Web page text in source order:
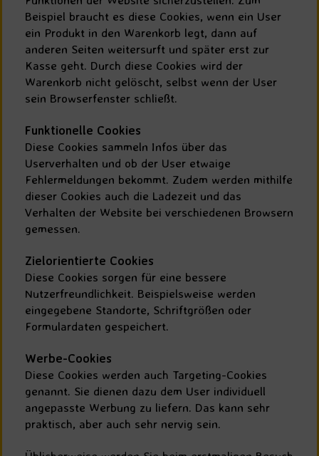
Beispiel braucht es diese Cookies, wenn ein User
ein Produkt in den Warenkorb legt, dann auf
anderen Seiten weitersurft und später erst zur
Kasse geht. Durch diese Cookies wird der
Warenkorb nicht gelöscht, selbst wenn der User
sein Browserfenster schließt.
Funktionelle Cookies
Diese Cookies sammeln Infos über das
Userverhalten und ob der User etwaige
Fehlermeldungen bekommt. Zudem werden mithilfe
dieser Cookies auch die Ladezeit und das
Verhalten der Website bei verschiedenen Browsern
gemessen.
Zielorientierte Cookies
Diese Cookies sorgen für eine bessere
Nutzerfreundlichkeit. Beispielsweise werden
eingegebene Standorte, Schriftgrößen oder
Formulardaten gespeichert.
Werbe-Cookies
Diese Cookies werden auch Targeting-Cookies
genannt. Sie dienen dazu dem User individuell
angepasste Werbung zu liefern. Das kann sehr
praktisch, aber auch sehr nervig sein.